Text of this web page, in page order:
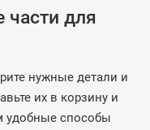
части для
нужные детали и
их в корзину и
удобные способы